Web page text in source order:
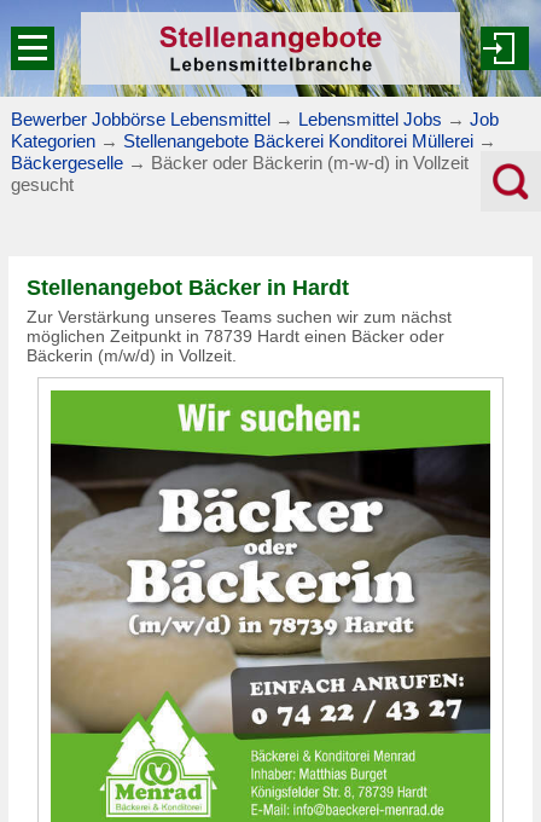
Bewerber Jobbörse Lebensmittel → Lebensmittel Jobs → Job
Kategorien → Stellenangebote Bäckerei Konditorei Müllerei →
Bäckergeselle → Bäcker oder Bäckerin (m-w-d) in Vollzeit
gesucht
Stellenangebot Bäcker in Hardt
Zur Verstärkung unseres Teams suchen wir zum nächst
möglichen Zeitpunkt in 78739 Hardt einen Bäcker oder
Bäckerin (m/w/d) in Vollzeit.